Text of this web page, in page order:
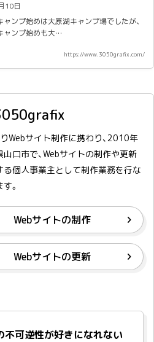
10日
ンプ始めは大原湖キャンプ場でしたが、
ャンプ始めも大…
https://www.3050grafix.com/
Webサイト制作に携わり、2010年
山口市で、Webサイトの制作や更新
る個人事業主として制作業務を行な
。
Webサイトの制作
Webサイトの更新
不可逆性が好きになれない